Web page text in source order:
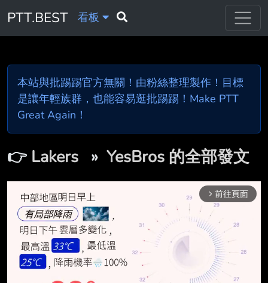
PTT.BEST 看板
本站與批踢踢官方無關！由粉絲整理製作！目標
是讓年輕族群，也能容易逛批踢踢！Make PTT
Great Again！
👉 Lakers » YesBros 的全部發文
arrow_forward_ios 前往頁面